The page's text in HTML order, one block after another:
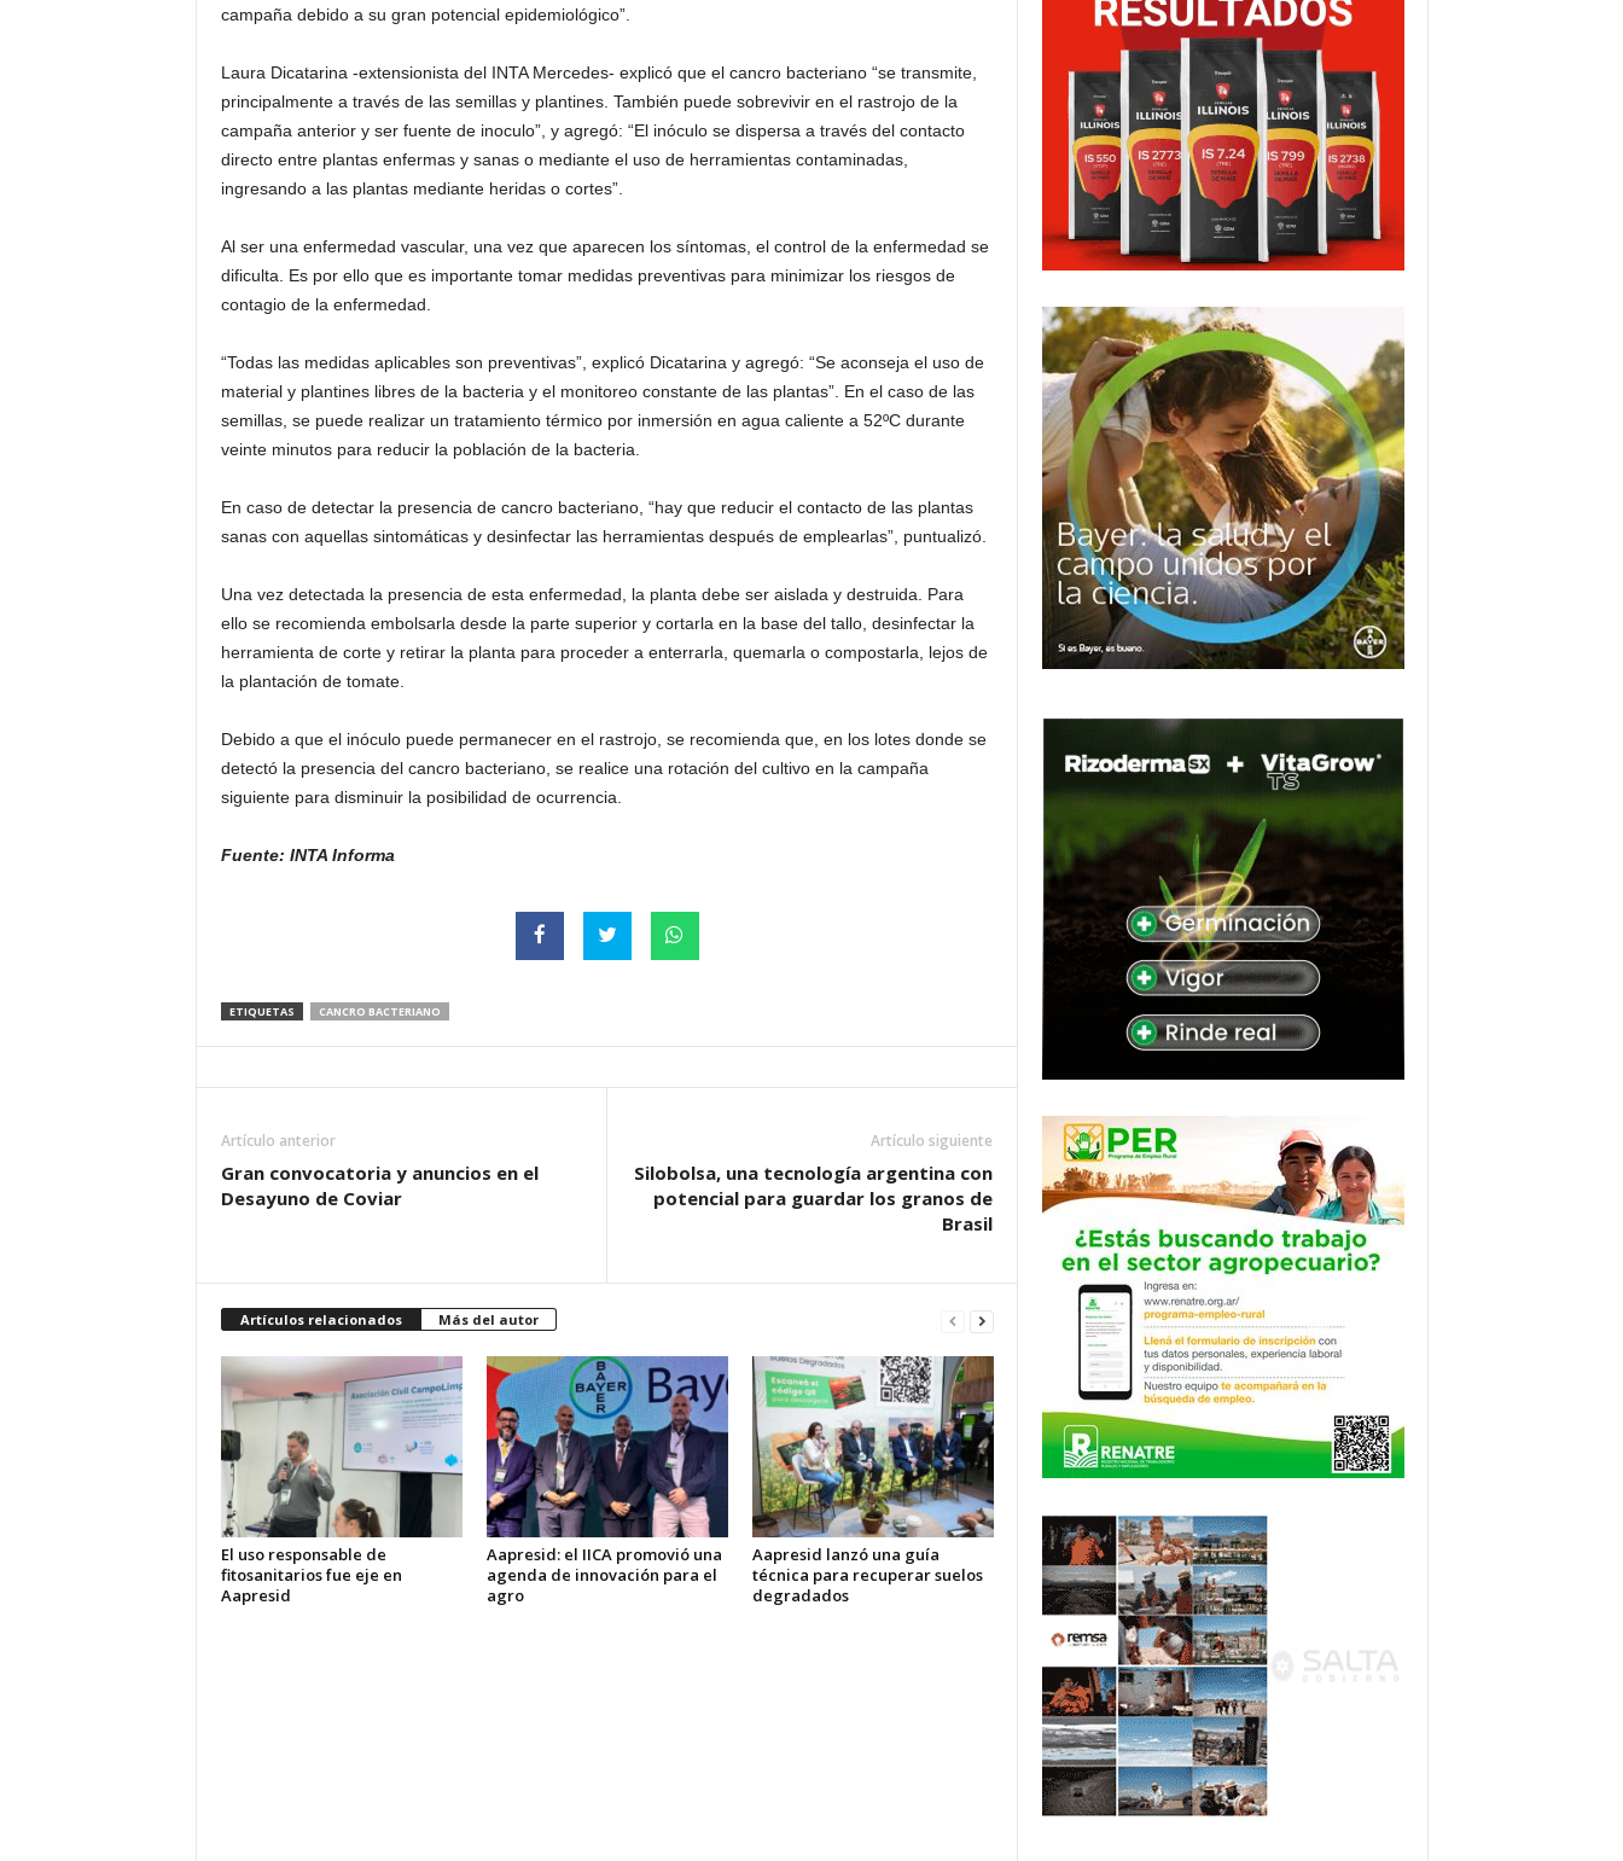
campaña debido a su gran potencial epidemiológico”.
Laura Dicatarina -extensionista del INTA Mercedes- explicó que el cancro bacteriano “se transmite,
principalmente a través de las semillas y plantines. También puede sobrevivir en el rastrojo de la
campaña anterior y ser fuente de inoculo”, y agregó: “El inóculo se dispersa a través del contacto
directo entre plantas enfermas y sanas o mediante el uso de herramientas contaminadas,
ingresando a las plantas mediante heridas o cortes”.
Al ser una enfermedad vascular, una vez que aparecen los síntomas, el control de la enfermedad se
dificulta. Es por ello que es importante tomar medidas preventivas para minimizar los riesgos de
contagio de la enfermedad.
“Todas las medidas aplicables son preventivas”, explicó Dicatarina y agregó: “Se aconseja el uso de
material y plantines libres de la bacteria y el monitoreo constante de las plantas”. En el caso de las
semillas, se puede realizar un tratamiento térmico por inmersión en agua caliente a 52ºC durante
veinte minutos para reducir la población de la bacteria.
En caso de detectar la presencia de cancro bacteriano, “hay que reducir el contacto de las plantas
sanas con aquellas sintomáticas y desinfectar las herramientas después de emplearlas”, puntualizó.
Una vez detectada la presencia de esta enfermedad, la planta debe ser aislada y destruida. Para
ello se recomienda embolsarla desde la parte superior y cortarla en la base del tallo, desinfectar la
herramienta de corte y retirar la planta para proceder a enterrarla, quemarla o compostarla, lejos de
la plantación de tomate.
Debido a que el inóculo puede permanecer en el rastrojo, se recomienda que, en los lotes donde se
detectó la presencia del cancro bacteriano, se realice una rotación del cultivo en la campaña
siguiente para disminuir la posibilidad de ocurrencia.
Fuente: INTA Informa
ETIQUETAS CANCRO BACTERIANO
Artículo anterior
Gran convocatoria y anuncios en el
Desayuno de Coviar
Artículo siguiente
Silobolsa, una tecnología argentina con
potencial para guardar los granos de
Brasil
Artículos relacionados Más del autor
El uso responsable de
fitosanitarios fue eje en
Aapresid
Aapresid: el IICA promovió una
agenda de innovación para el
agro
Aapresid lanzó una guía
técnica para recuperar suelos
degradados